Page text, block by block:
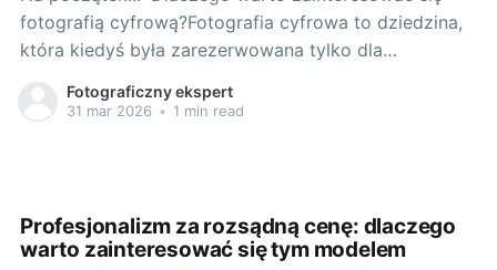
fotografią cyfrową?Fotografia cyfrowa to dziedzina,
która kiedyś była zarezerwowana tylko dla
specjalistów. Dzisiaj, dzięki ogromnemu postępowi
technologicznemu jest dostępna dla wszystkich,
przykładem jest sony
Fotograficzny ekspert
31 mar 2026 • 1 min read
Profesjonalizm za rozsądną cenę: dlaczego
warto zainteresować się tym modelem